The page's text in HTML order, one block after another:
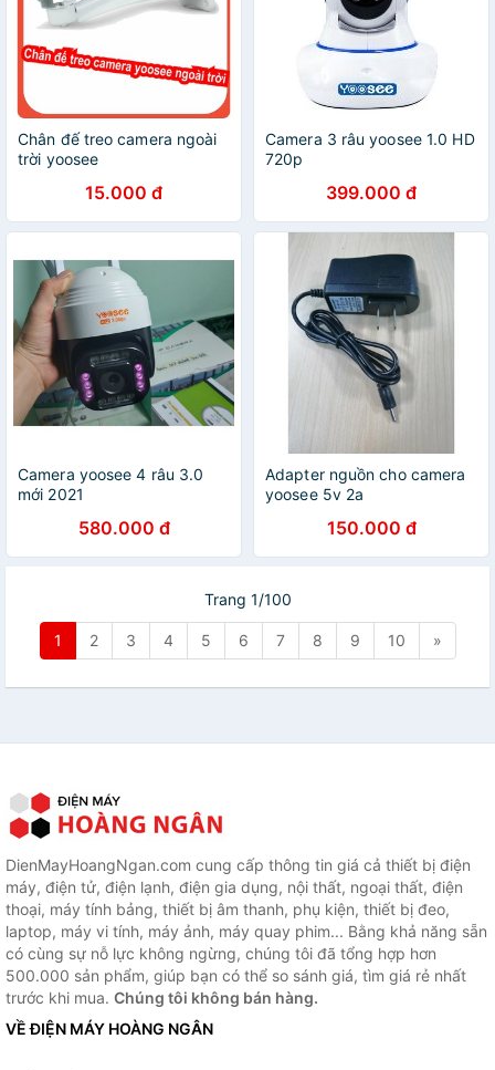
Chân đế treo camera ngoài
trời yoosee
15.000 đ
Camera 3 râu yoosee 1.0 HD
720p
399.000 đ
Camera yoosee 4 râu 3.0
mới 2021
580.000 đ
Adapter nguồn cho camera
yoosee 5v 2a
150.000 đ
Trang 1/100
1 2 3 4 5 6 7 8 9 10 »
DienMayHoangNgan.com cung cấp thông tin giá cả thiết bị điện
máy, điện tử, điện lạnh, điện gia dụng, nội thất, ngoại thất, điện
thoại, máy tính bảng, thiết bị âm thanh, phụ kiện, thiết bị đeo,
laptop, máy vi tính, máy ảnh, máy quay phim... Bằng khả năng sẵn
có cùng sự nỗ lực không ngừng, chúng tôi đã tổng hợp hơn
500.000 sản phẩm, giúp bạn có thể so sánh giá, tìm giá rẻ nhất
trước khi mua. Chúng tôi không bán hàng.
VỀ ĐIỆN MÁY HOÀNG NGÂN